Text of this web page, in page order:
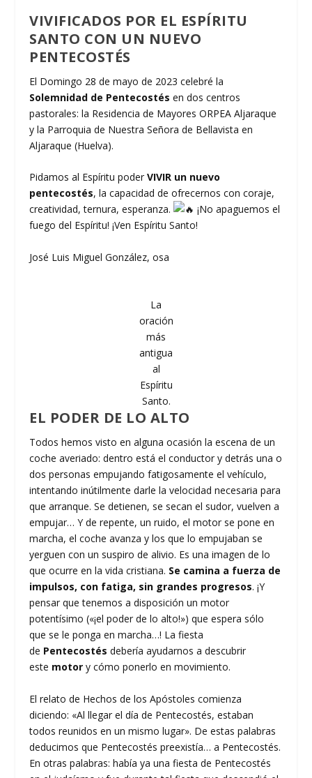
VIVIFICADOS POR EL ESPÍRITU
SANTO CON UN NUEVO
PENTECOSTÉS
El Domingo 28 de mayo de 2023 celebré la
Solemnidad de Pentecostés en dos centros
pastorales: la Residencia de Mayores ORPEA Aljaraque
y la Parroquia de Nuestra Señora de Bellavista en
Aljaraque (Huelva).
Pidamos al Espíritu poderVIVIR un nuevo
pentecostés, la capacidad de ofrecernos con coraje,
creatividad, ternura, esperanza.
¡No apaguemos el
fuego del Espíritu! ¡Ven Espíritu Santo!
José Luis Miguel González, osa
La
oración
más
antigua
al
Espíritu
Santo.
EL PODER DE LO ALTO
Todos hemos visto en alguna ocasión la escena de un
coche averiado: dentro está el conductor y detrás una o
dos personas empujando fatigosamente el vehículo,
intentando inútilmente darle la velocidad necesaria para
que arranque. Se detienen, se secan el sudor, vuelven a
empujar… Y de repente, un ruido, el motor se pone en
marcha, el coche avanza y los que lo empujaban se
yerguen con un suspiro de alivio. Es una imagen de lo
que ocurre en la vida cristiana. Se camina a fuerza de
impulsos, con fatiga, sin grandes progresos. ¡Y
pensar que tenemos a disposición un motor
potentísimo («¡el poder de lo alto!») que espera sólo
que se le ponga en marcha…! La fiesta
de Pentecostés debería ayudarnos a descubrir
este motor y cómo ponerlo en movimiento.
El relato de Hechos de los Apóstoles comienza
diciendo: «Al llegar el día de Pentecostés, estaban
todos reunidos en un mismo lugar». De estas palabras
deducimos que Pentecostés preexistía… a Pentecostés.
En otras palabras: había ya una fiesta de Pentecostés